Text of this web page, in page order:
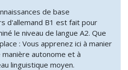
de base
d'allemand B1 est fait pour
le niveau de langue A2. Que
: Vous apprenez ici à manier
manière autonome et à
linguistique moyen.